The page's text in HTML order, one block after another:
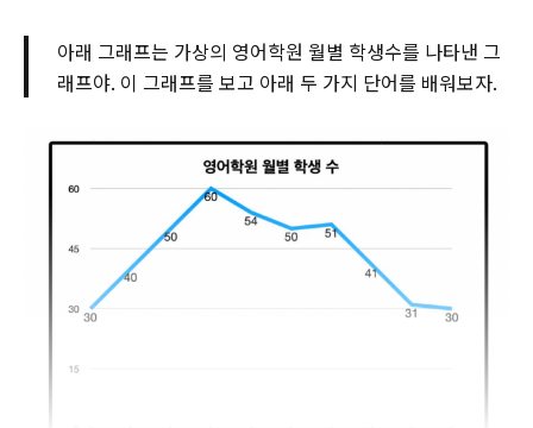
아래 그래프는 가상의 영어학원 월별 학생수를 나타낸 그
래프야. 이 그래프를 보고 아래 두 가지 단어를 배워보자.